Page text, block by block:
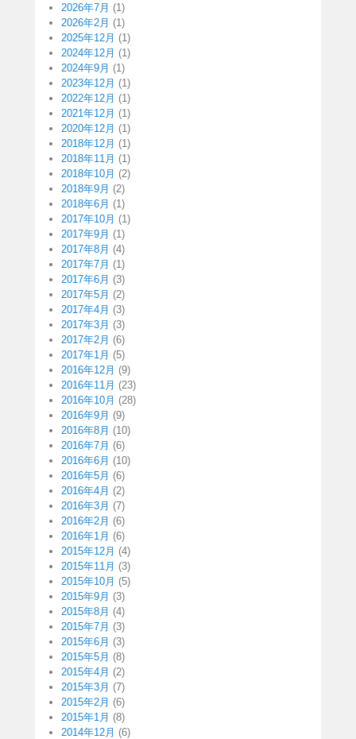
2026年7月 (1)
2026年2月 (1)
2025年12月 (1)
2024年12月 (1)
2024年9月 (1)
2023年12月 (1)
2022年12月 (1)
2021年12月 (1)
2020年12月 (1)
2018年12月 (1)
2018年11月 (1)
2018年10月 (2)
2018年9月 (2)
2018年6月 (1)
2017年10月 (1)
2017年9月 (1)
2017年8月 (4)
2017年7月 (1)
2017年6月 (3)
2017年5月 (2)
2017年4月 (3)
2017年3月 (3)
2017年2月 (6)
2017年1月 (5)
2016年12月 (9)
2016年11月 (23)
2016年10月 (28)
2016年9月 (9)
2016年8月 (10)
2016年7月 (6)
2016年6月 (10)
2016年5月 (6)
2016年4月 (2)
2016年3月 (7)
2016年2月 (6)
2016年1月 (6)
2015年12月 (4)
2015年11月 (3)
2015年10月 (5)
2015年9月 (3)
2015年8月 (4)
2015年7月 (3)
2015年6月 (3)
2015年5月 (8)
2015年4月 (2)
2015年3月 (7)
2015年2月 (6)
2015年1月 (8)
2014年12月 (6)